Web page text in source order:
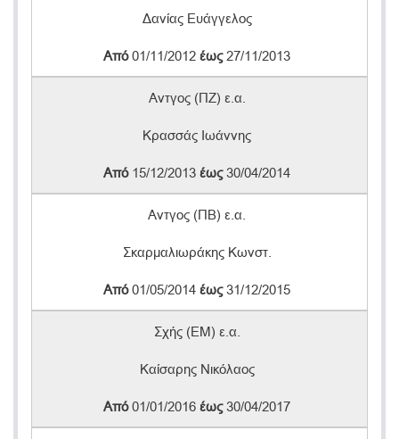
Δανίας Ευάγγελος
Από01/11/2012 έως27/11/2013
Αντγος (ΠΖ) ε.α.
Κρασσάς Ιωάννης
Από15/12/2013 έως30/04/2014
Αντγος (ΠΒ) ε.α.
Σκαρμαλιωράκης Κωνστ.
Από01/05/2014 έως31/12/2015
Σχής (ΕΜ) ε.α.
Καίσαρης Νικόλαος
Από01/01/2016 έως30/04/2017